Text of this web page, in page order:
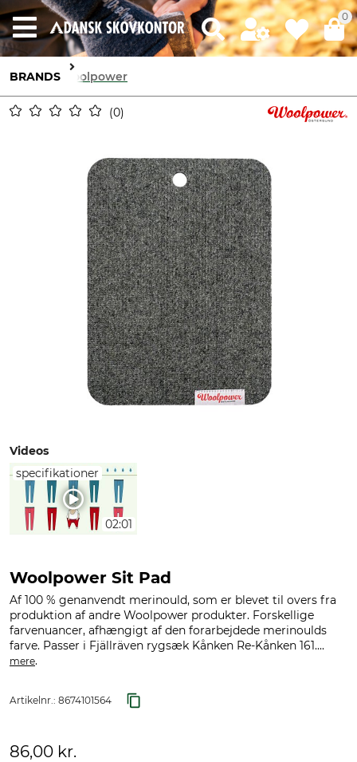
0
BRANDS Woolpower
0
Videos
specifikationer
02:01
Woolpower Sit Pad
Af 100 % genanvendt merinould, som er blevet til overs fra
produktion af andre Woolpower produkter. Forskellige
farvenuancer, afhængigt af den forarbejdede merinoulds
farve. Passer i Fjällräven rygsæk Kånken Re-Kånken 161....
mere.
Artikelnr.: 8674101564
86,00 kr.